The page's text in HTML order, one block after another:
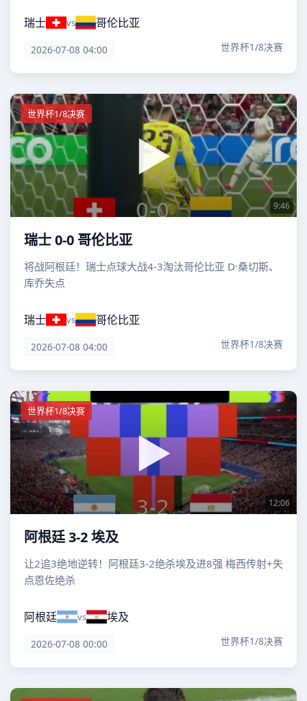
瑞士 vs 哥伦比亚
2026-07-08 04:00 世界杯1/8决赛
世界杯1/8决赛
9:46
瑞士 0-0 哥伦比亚
将战阿根廷！瑞士点球大战4-3淘汰哥伦比亚 D·桑切斯、
库乔失点
瑞士 vs 哥伦比亚
2026-07-08 04:00 世界杯1/8决赛
世界杯1/8决赛
12:06
阿根廷 3-2 埃及
让2追3绝地逆转！阿根廷3-2绝杀埃及进8强 梅西传射+失
点恩佐绝杀
阿根廷 vs 埃及
2026-07-08 00:00 世界杯1/8决赛